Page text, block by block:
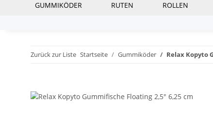
GUMMIKÖDER RUTEN ROLLEN
Zurück zur Liste Startseite Gummiköder Relax Kopyto